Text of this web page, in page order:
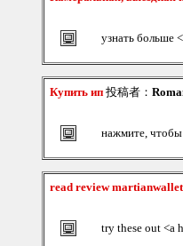
узнать больше
Купить ип 投稿者：
нажмите,
read review
try these out <a